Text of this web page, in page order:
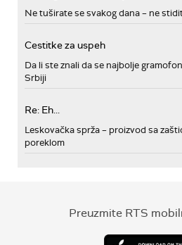
Ne tuširate se svakog dana – ne
Cestitke za uspeh
Da li ste znali da se najbolje
Srbiji
Re: Eh...
Leskovačka sprža – proizvod sa
poreklom
Preuzmite RTS